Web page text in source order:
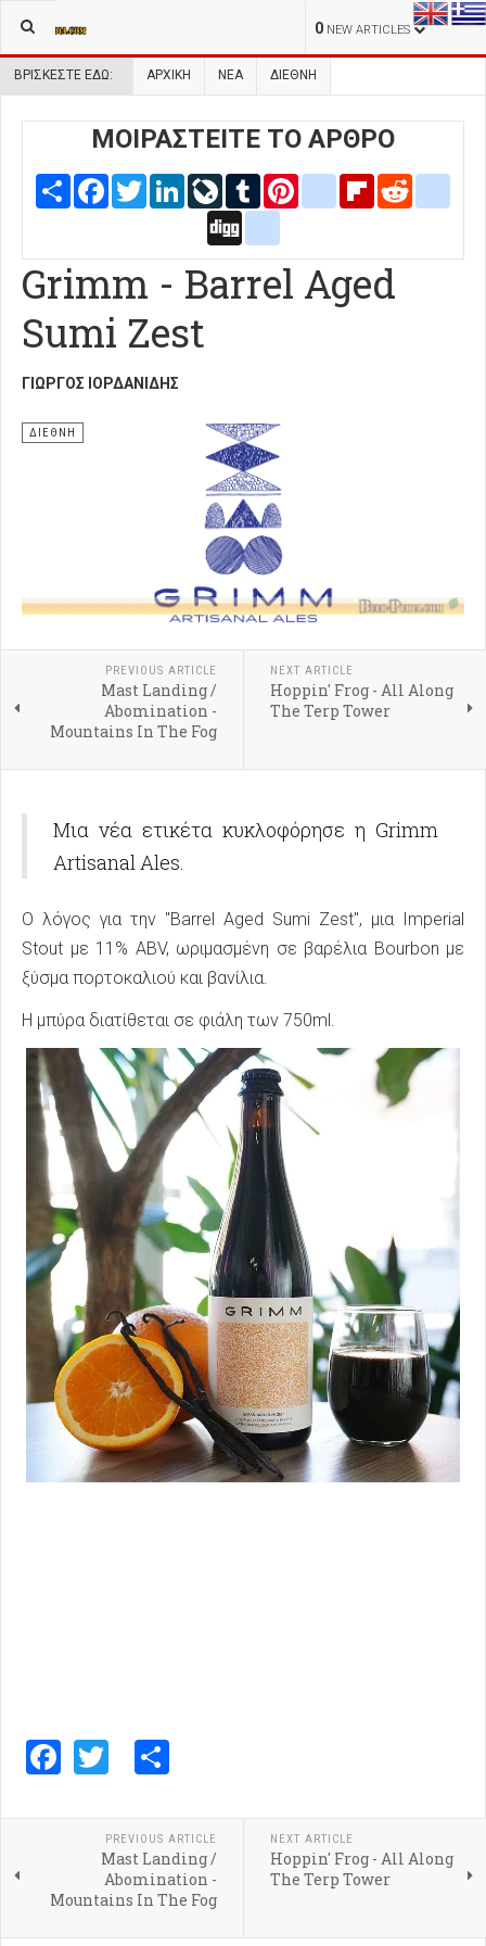
0 NEW ARTICLES
ΒΡΊΣΚΕΣΤΕ ΕΔΏ: ΑΡΧΙΚΉ ΝΕΑ ΔΙΕΘΝΗ
ΜΟΙΡΑΣΤΕΙΤΕ ΤΟ ΑΡΘΡΟ
Share FacebookTwitterLinkedInLiveJournal
Tumblr Pinterestblogger_post
Flipboard
Grimm - Barrel Aged
Sumi Zest
ΓΙΏΡΓΟΣ ΙΟΡΔΑΝΊΔΗΣ
ΔΙΕΘΝΗ
PREVIOUS ARTICLE
Mast Landing /
Abomination -
Mountains In The Fog
NEXT ARTICLE
Hoppin' Frog - All Along
The Terp Tower
Μια νέα ετικέτα κυκλοφόρησε η Grimm
Artisanal Ales.
Ο λόγος για την "Barrel Aged Sumi Zest", μια Imperial
Stout με 11% ABV, ωριμασμένη σε βαρέλια Bourbon με
ξύσμα πορτοκαλιού και βανίλια.
Η μπύρα διατίθεται σε φιάλη των 750ml.
Facebook
Twitter
PREVIOUS ARTICLE
Mast Landing /
Abomination -
Mountains In The Fog
NEXT ARTICLE
Hoppin' Frog - All Along
The Terp Tower